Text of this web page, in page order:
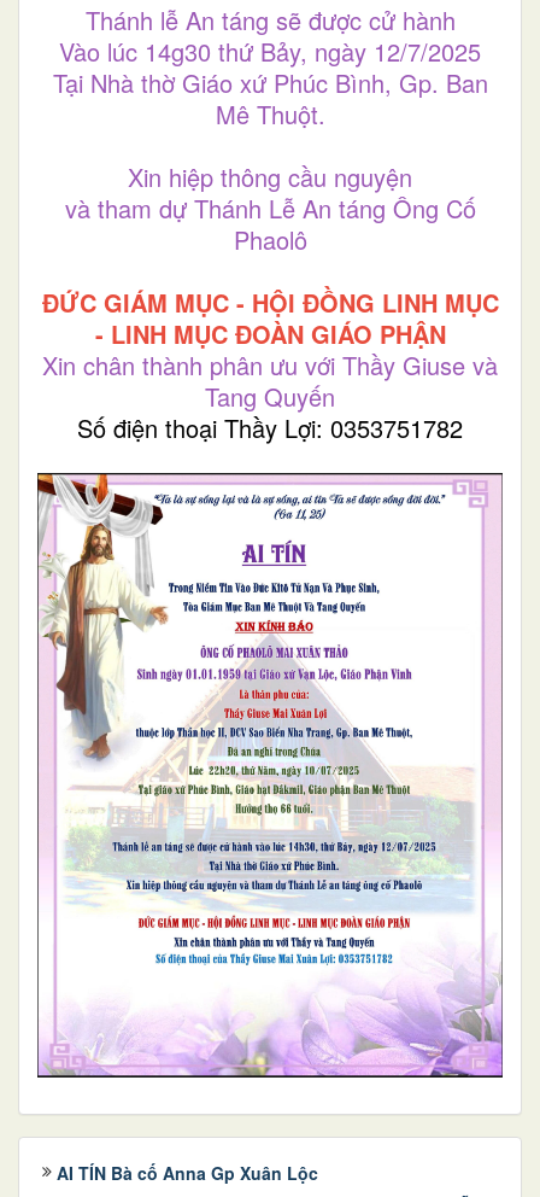
Thánh lễ An táng sẽ được cử hành
Vào lúc 14g30 thứ Bảy, ngày 12/7/2025
Tại Nhà thờ Giáo xứ Phúc Bình, Gp. Ban
Mê Thuột.
Xin hiệp thông cầu nguyện
và tham dự Thánh Lễ An táng Ông Cố
Phaolô
ĐỨC GIÁM MỤC - HỘI ĐỒNG LINH MỤC
- LINH MỤC ĐOÀN GIÁO PHẬN
Xin chân thành phân ưu với Thầy Giuse và
Tang Quyến
Số điện thoại Thầy Lợi: 0353751782
AI TÍN Bà cố Anna Gp Xuân Lộc